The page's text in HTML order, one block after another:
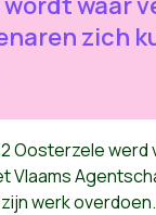
zich
Oosterzele
Vlaams
werk overdoen.